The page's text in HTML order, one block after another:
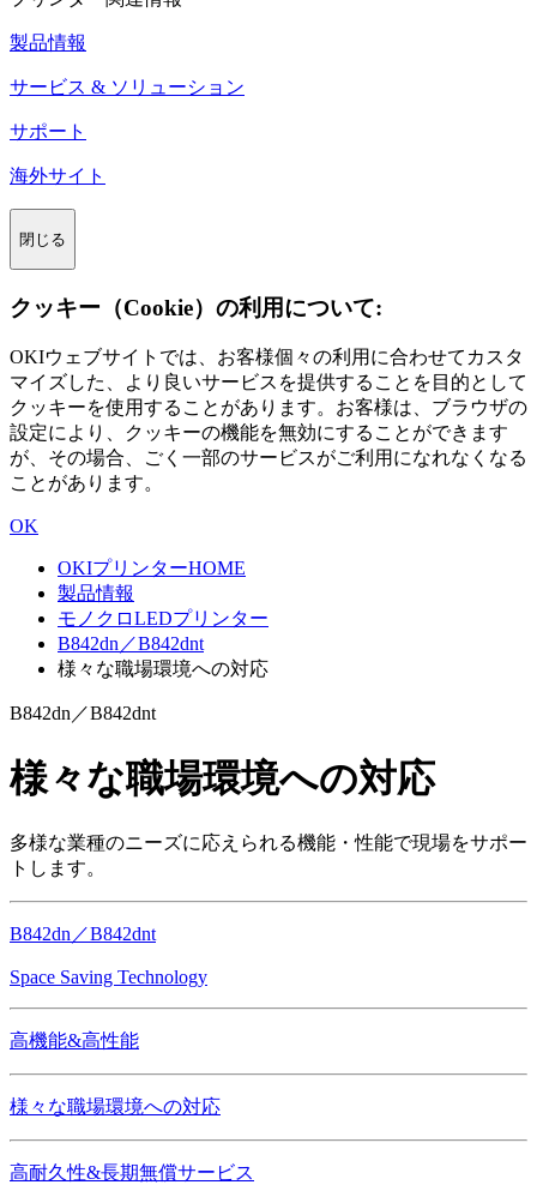
製品情報
サービス & ソリューション
サポート
海外サイト
閉じる
クッキー（Cookie）の利用について:
OKIウェブサイトでは、お客様個々の利用に合わせてカスタ
マイズした、より良いサービスを提供することを目的として
クッキーを使用することがあります。お客様は、ブラウザの
設定により、クッキーの機能を無効にすることができます
が、その場合、ごく一部のサービスがご利用になれなくなる
ことがあります。
OK
OKIプリンターHOME
製品情報
モノクロLEDプリンター
B842dn／B842dnt
様々な職場環境への対応
B842dn／B842dnt
様々な職場環境への対応
多様な業種のニーズに応えられる機能・性能で現場をサポー
トします。
B842dn／B842dnt
Space Saving Technology
高機能&高性能
様々な職場環境への対応
高耐久性&長期無償サービス